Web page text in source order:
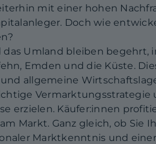
mit einer hohen
Doch wie
Umland bleiben begehrt,
Emden und die Küste.
allgemeine
Vermarktungsstrategie
erzielen. Käufer:innen
Markt. Ganz gleich, ob Sie
Marktkenntnis und